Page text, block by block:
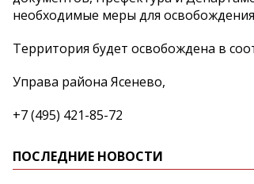
необходимые меры для
Территория будет освобождена в
Управа района Ясенево,
+7 (495) 421-85-72
ПОСЛЕДНИЕ НОВОСТИ